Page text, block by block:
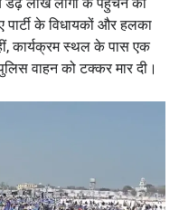
के विधायकों और हलका
कार्यक्रम स्थल के पास एक
वाहन को टक्कर मार दी।